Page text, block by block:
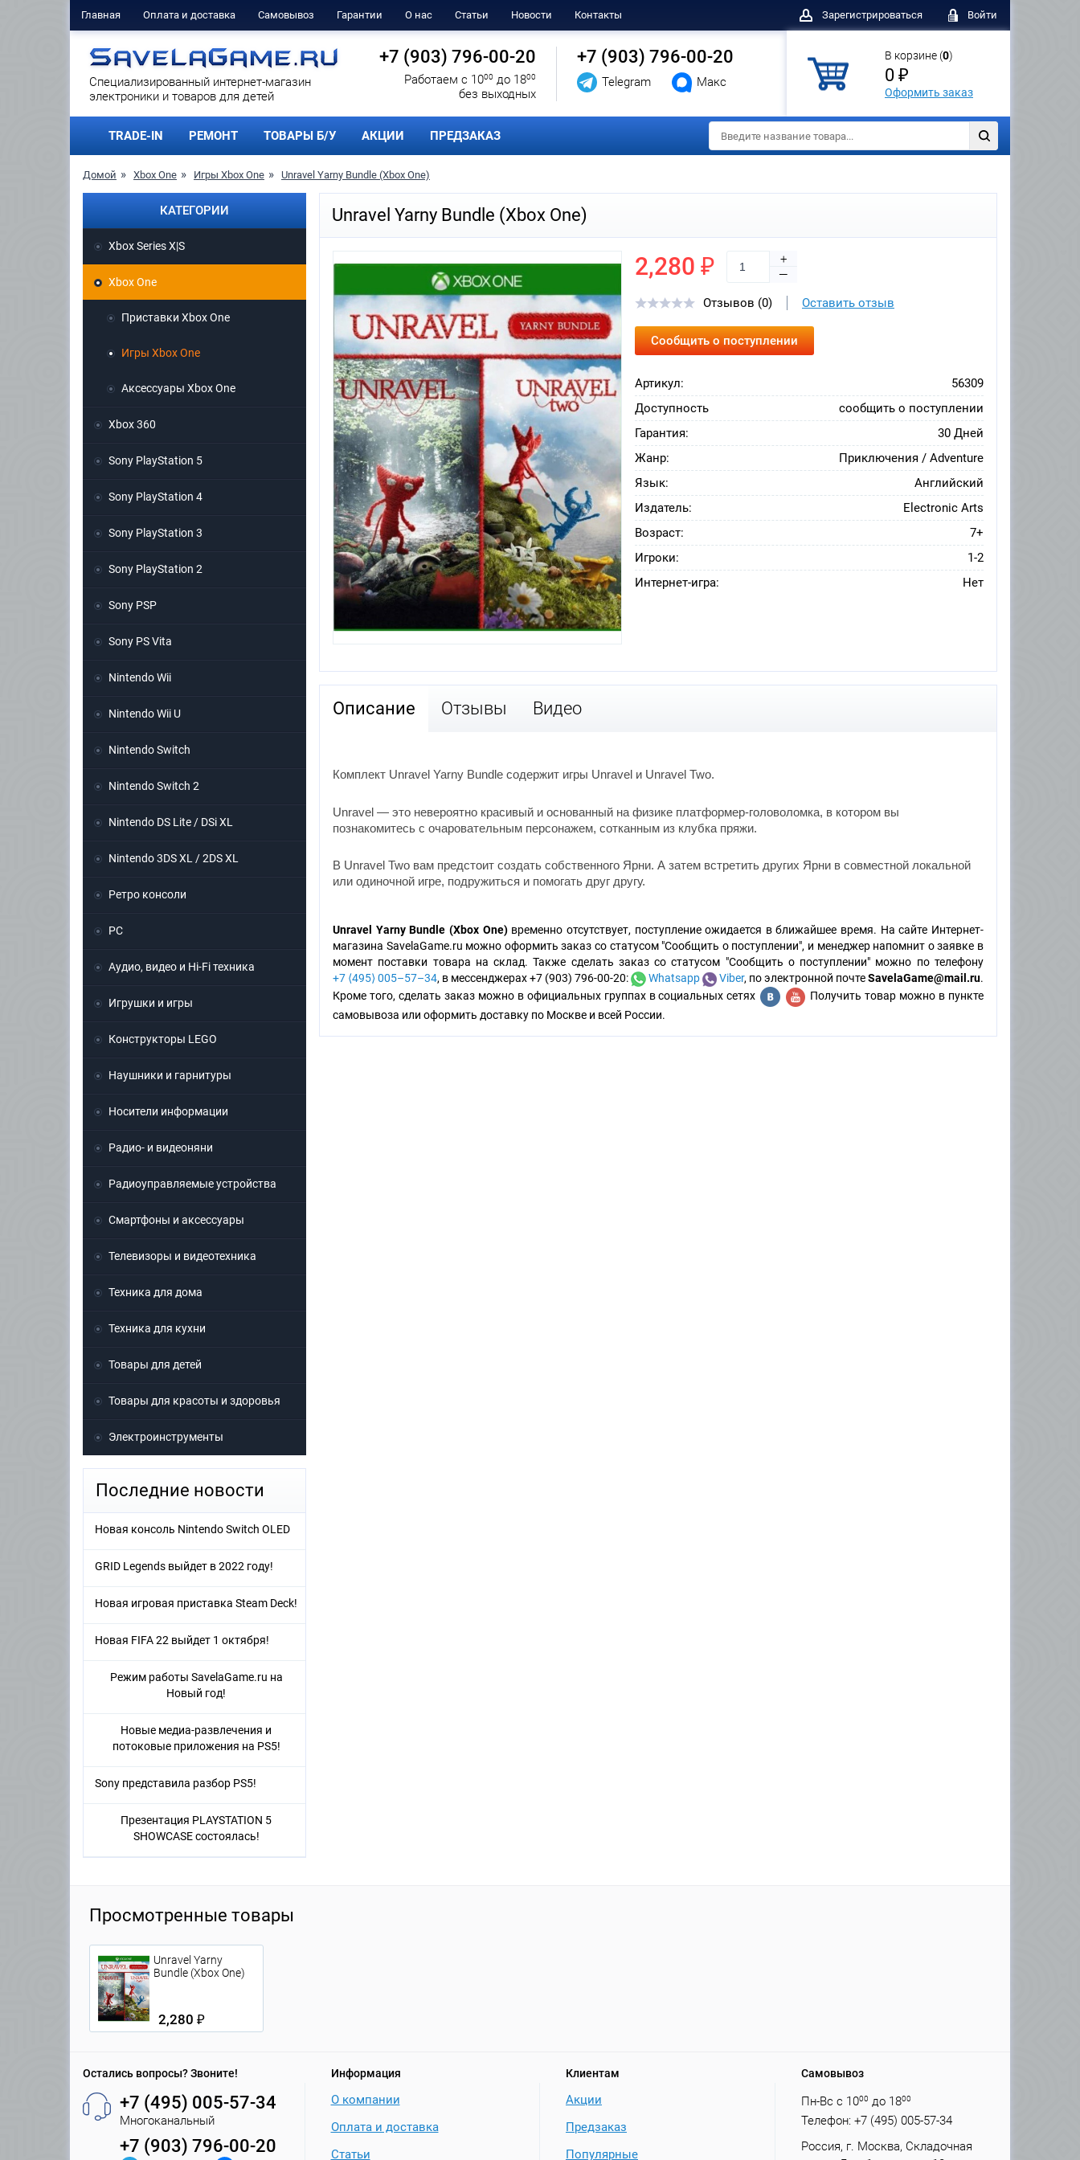
Главная Оплата и доставка Самовывоз Гарантии О нас Статьи Новости Контакты Зарегистрироваться Войти
Cпециализированный интернет-магазин
электроники и товаров для детей
+7 (903) 796-00-20
Работаем с 1000 до 1800
без выходных
+7 (903) 796-00-20
Telegram Макс
В корзине (0)
0 ₽
Оформить заказ
TRADE-IN РЕМОНТ ТОВАРЫ Б/У АКЦИИ ПРЕДЗАКАЗ
Домой Xbox One Игры Xbox One Unravel Yarny Bundle (Xbox One)
Unravel Yarny Bundle (Xbox One)
2,280 ₽
+
—
Отзывов (0)
Оставить отзыв
Сообщить о поступлении
Артикул:
56309
Доступность
сообщить о поступлении
Гарантия:
30 Дней
Жанр:
Приключения / Adventure
Язык:
Английский
Издатель:
Electronic Arts
Возраст:
7+
Игроки:
1-2
Интернет-игра:
Нет
Описание Отзывы Видео
Комплект Unravel Yarny Bundle содержит игры Unravel и Unravel Two.
Unravel — это невероятно красивый и основанный на физике платформер-головоломка, в котором вы
познакомитесь с очаровательным персонажем, сотканным из клубка пряжи.
В Unravel Two вам предстоит создать собственного Ярни. А затем встретить других Ярни в совместной локальной
или одиночной игре, подружиться и помогать друг другу.
Unravel Yarny Bundle (Xbox One)временно отсутствует, поступление ожидается в ближайшее время. На сайте Интернет-
магазина SavelaGame.ru можно оформить заказ со статусом "Сообщить о поступлении", и менеджер напомнит о заявке в
момент поставки товара на склад. Также сделать заказ со статусом "Сообщить о поступлении" можно по телефону
+7 ⟨495⟩ 005–57–34, в мессенджерах +7 (903) 796-00-20: Whatsapp Viber, по электронной почтеSavelaGame@mail.ru.
Кроме того, сделать заказ можно в официальных группах в социальных сетях
Получить товар можно в пункте
самовывоза или оформить доставку по Москве и всей России.
КАТЕГОРИИ
Xbox Series X|S
Xbox One
Приставки Xbox One
Игры Xbox One
Аксессуары Xbox One
Xbox 360
Sony PlayStation 5
Sony PlayStation 4
Sony PlayStation 3
Sony PlayStation 2
Sony PSP
Sony PS Vita
Nintendo Wii
Nintendo Wii U
Nintendo Switch
Nintendo Switch 2
Nintendo DS Lite / DSi XL
Nintendo 3DS XL / 2DS XL
Ретро консоли
PC
Аудио, видео и Hi-Fi техника
Игрушки и игры
Конструкторы LEGO
Наушники и гарнитуры
Носители информации
Радио- и видеоняни
Радиоуправляемые устройства
Смартфоны и аксессуары
Телевизоры и видеотехника
Техника для дома
Техника для кухни
Товары для детей
Товары для красоты и здоровья
Электроинструменты
Последние новости
Новая консоль Nintendo Switch OLED
GRID Legends выйдет в 2022 году!
Новая игровая приставка Steam Deck!
Новая FIFA 22 выйдет 1 октября!
Режим работы SavelaGame.ru на
Новый год!
Новые медиа-развлечения и
потоковые приложения на PS5!
Sony представила разбор PS5!
Презентация PLAYSTATION 5
SHOWCASE состоялась!
Просмотренные товары
Unravel Yarny
Bundle (Xbox One)
2,280 ₽
Остались вопросы? Звоните!
+7 (495) 005-57-34
Многоканальный
+7 (903) 796-00-20
Информация
О компании
Оплата и доставка
Статьи
Клиентам
Акции
Предзаказ
Популярные
Самовывоз
Пн-Вс с 1000 до 1800
Телефон: +7 (495) 005-57-34
Россия, г. Москва, Складочная